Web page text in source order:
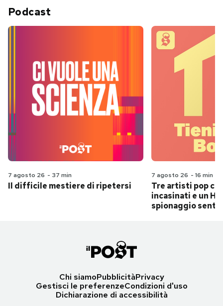
Podcast
7 agosto 26 - 37 min
Il difficile mestiere di ripetersi
7 agosto 26 - 16 min
Tre artisti pop
incasinati e un
spionaggio
Chi siamoPubblicitàPrivacy
Gestisci le preferenzeCondizioni d'uso
Dichiarazione di accessibilità